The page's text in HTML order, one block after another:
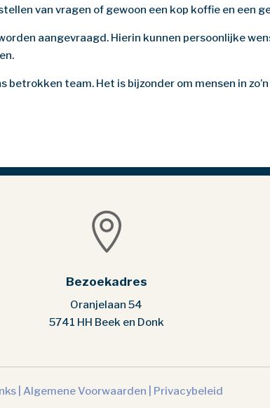
van vragen of gewoon een kop koffie en een
aangevraagd. Hierin kunnen persoonlijke
betrokken team. Het is bijzonder om mensen in

Bezoekadres
Oranjelaan 54
5741 HH Beek en Donk
|Algemene Voorwaarden | Privacybeleid